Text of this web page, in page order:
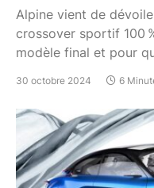
Alpine vient de
crossover sportif 100
modèle final et pour
30 octobre 2024 6